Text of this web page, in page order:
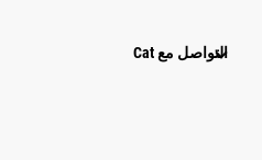
التواصل مع Cat